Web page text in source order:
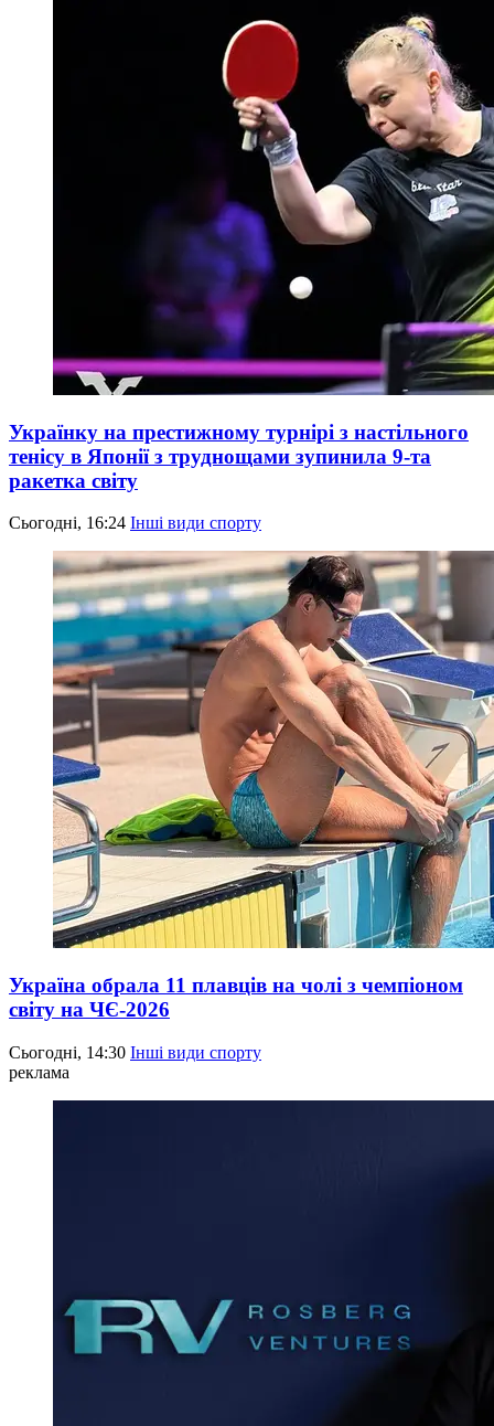
Українку на престижному турнірі з настільного
тенісу в Японії з труднощами зупинила 9-та
ракетка світу
Сьогодні, 16:24 Інші види спорту
Україна обрала 11 плавців на чолі з чемпіоном
світу на ЧЄ-2026
Сьогодні, 14:30 Інші види спорту
реклама